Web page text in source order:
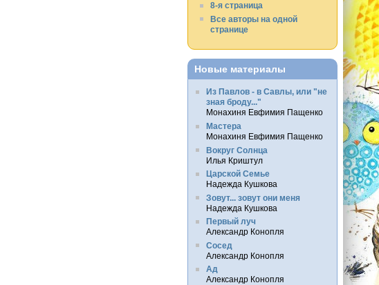
8-я страница
Все авторы на одной
странице
Новые материалы
Из Павлов - в Савлы, или "не
зная броду..."
Монахиня Евфимия Пащенко
Мастера
Монахиня Евфимия Пащенко
Вокруг Солнца
Илья Криштул
Царской Семье
Надежда Кушкова
Зовут... зовут они меня
Надежда Кушкова
Первый луч
Александр Конопля
Сосед
Александр Конопля
Ад
Александр Конопля